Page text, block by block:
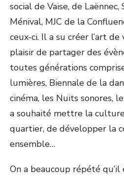
social de Vaise, de Laënnec,
Ménival, MJC de la
ceux-ci. Il a su créer l’art
plaisir de partager des
toutes générations
lumières, Biennale de la
cinéma, les Nuits sonores,
a souhaité mettre la
quartier, de développer la
ensemble…
On a beaucoup répété